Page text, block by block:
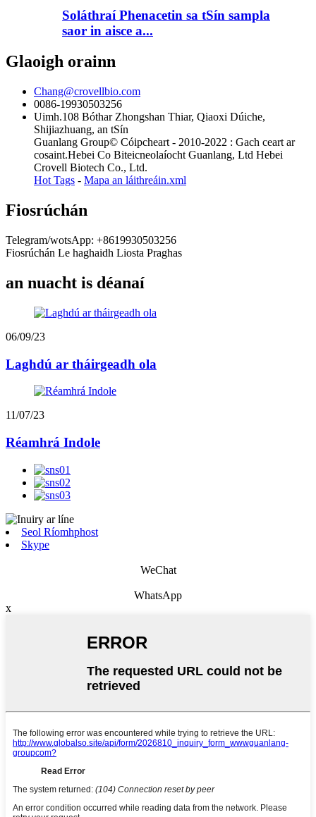
Soláthraí Phenacetin sa tSín sampla
saor in aisce a...
Glaoigh orainn
Chang@crovellbio.com
0086-19930503256
Uimh.108 Bóthar Zhongshan Thiar, Qiaoxi Dúiche,
Shijiazhuang, an tSín
Guanlang Group© Cóipcheart - 2010-2022 : Gach ceart ar
cosaint.Hebei Co Biteicneolaíocht Guanlang, Ltd Hebei
Crovell Biotech Co., Ltd.
Hot Tags - Mapa an láithreáin.xml
Fiosrúchán
Telegram/wotsApp: +8619930503256
Fiosrúchán Le haghaidh Liosta Praghas
an nuacht is déanaí
06/09/23
Laghdú ar tháirgeadh ola
11/07/23
Réamhrá Indole
Seol Ríomhphost
Skype
WeChat
WhatsApp
x